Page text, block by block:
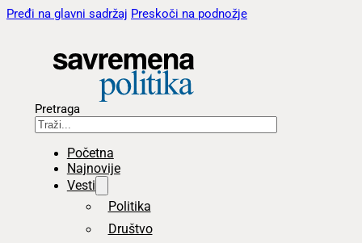
Pređi na glavni sadržaj Preskoči na podnožje
Pretraga
Početna
Najnovije
Vesti
Politika
Društvo